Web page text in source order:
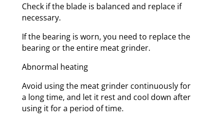
Check if the blade is balanced and replace if
necessary.
If the bearing is worn, you need to replace the
bearing or the entire meat grinder.
Abnormal heating
Avoid using the meat grinder continuously for
a long time, and let it rest and cool down after
using it for a period of time.